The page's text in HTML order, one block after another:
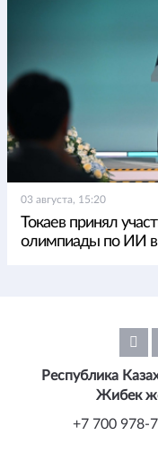
03 августа, 15:20
Токаев принял
олимпиады по ИИ в
Республика
Жибек
+7 700 978-